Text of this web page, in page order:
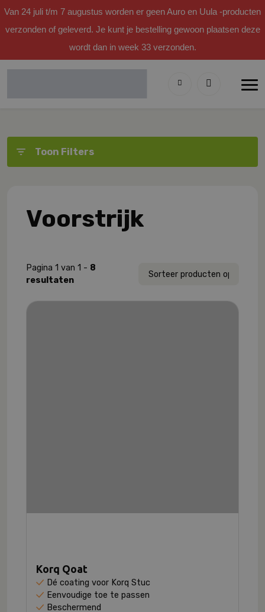
Van 24 juli t/m 7 augustus worden er geen Auro en Uula -producten
verzonden of geleverd. Je kunt je bestelling gewoon plaatsen deze
wordt dan in week 33 verzonden.
Toon Filters
Voorstrijk
Pagina 1 van 1 - 8
resultaten
Korq Qoat
Dé coating voor Korq Stuc
Eenvoudige toe te passen
Beschermend